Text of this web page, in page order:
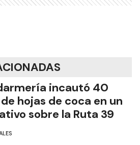
incautó 40
hojas de coca en un
sobre la Ruta 39